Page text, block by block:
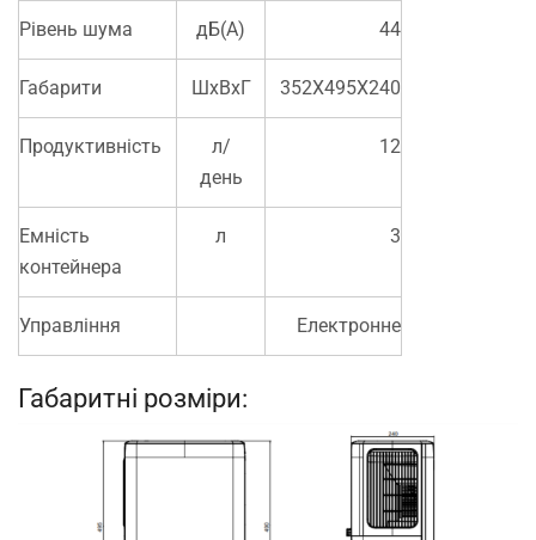
Рівень шума дБ(А) 44
Габарити ШхВхГ 352X495X240
Продуктивність
л/
день
12
Емність
контейнера
л 3
Управління Електронне
Габаритні розміри: